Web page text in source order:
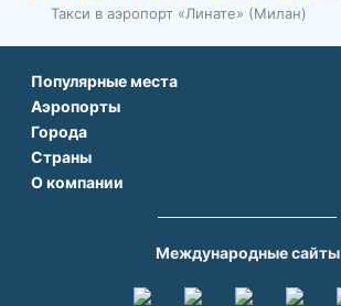
Такси в аэропорт «Линате» (Милан)
Популярные места
Аэропорт Подгорицы
Аэропорт Белграда
Аэропорт Дубая
Аэропорт Минеральных Вод
Аэропорты
Аэропорт Антальи
Аэропорт Тбилиси
Аэропорт Барселоны
Аэропорт Еревана
Города
Трансфер в Париже
Трансфер в Дубае
Трансфер в Риме
Трансфер в Белеке
Страны
Трансфер во Франции
Трансфер в Турции
Трансфер в Грузии
О компании
Международные сайты